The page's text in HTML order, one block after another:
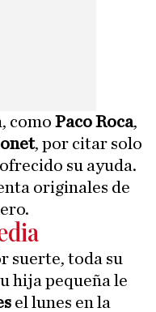
como Paco Roca,
, por citar solo
su ayuda.
originales de
suerte, toda su
hija pequeña le
el lunes en la